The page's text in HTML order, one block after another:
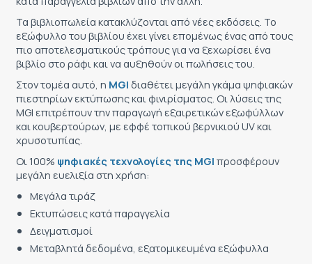
ΕΡΓΑΛΕΊΑ - ΑΞΕΣΟΥΆΡ
ΒΟΗΘΗΤΙΚΌΣ ΕΞΟΠΛΙΣΜΌΣ
ΚΑΤΑ ΠΑΡΑΓΓΕΛΊΑ
ΜΕΤΑΧΕΙΡΙΣΜΈΝΑ
ΕΤΙΚΈΤΑ - ΕΎΚΑΜΠΤΗ ΣΥΣΚΕΥΑΣΊΑ
ΤΕΧΝΙΚΆ ΣΧΈΔΙΑ
Τα βιβλιοπωλεία κατακλύζονται από νέες εκδόσεις. Το
εξώφυλλο του βιβλίου έχει γίνει επομένως ένας από τους
πιο αποτελεσματικούς τρόπους για να ξεχωρίσει ένα
βιβλίο στο ράφι και να αυξηθούν οι πωλήσεις του.
Στον τομέα αυτό, η MGI διαθέτει μεγάλη γκάμα ψηφιακών
πιεστηρίων εκτύπωσης και φινιρίσματος. Οι λύσεις της
MGI επιτρέπουν την παραγωγή εξαιρετικών εξωφύλλων
και κουβερτούρων, με εφφέ τοπικού βερνικιού UV και
χρυσοτυπίας.
Οι 100% ψηφιακές τεχνολογίες της MGI προσφέρουν
μεγάλη ευελιξία στη χρήση:
Μεγάλα τιράζ
Εκτυπώσεις κατά παραγγελία
Δειγματισμοί
Μεταβλητά δεδομένα, εξατομικευμένα εξώφυλλα